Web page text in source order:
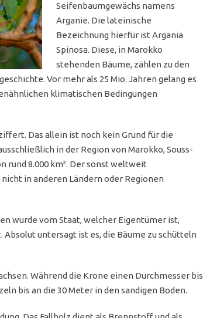
Seifenbaumgewächs namens
Arganie. Die lateinische
Bezeichnung hierfür ist Argania
Spinosa. Diese, in Marokko
stehenden Bäume, zählen zu den
Vor mehr als 25 Mio. Jahren gelang es
klimatischen Bedingungen
Das allein ist noch kein Grund für die
in der Region von Marokko, Souss-
rund 8.000 km². Der sonst weltweit
in anderen Ländern oder Regionen
wurde vom Staat, welcher Eigentümer ist,
untersagt ist es, die Bäume zu schütteln
Während die Krone einen Durchmesser bis
bis an die 30 Meter in den sandigen Boden.